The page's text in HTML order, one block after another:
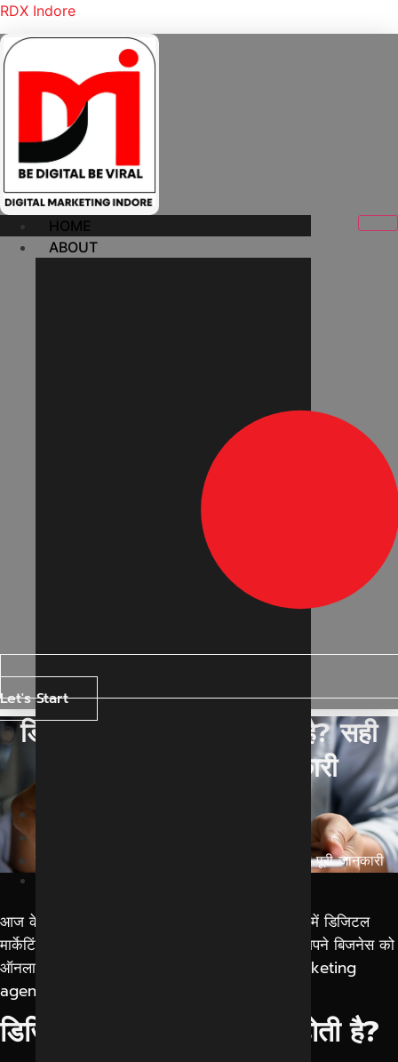
RDX Indore
HOME
ABOUT
Let's Start
डिजिटल मार्केटिंग एजेंसी क्या है? सही
एजेंसी कैसे चुनें पूरी जानकारी
डिजिटल मार्केटिंग एजेंसी क्या है? सही एजेंसी कैसे चुनें पूरी जानकारी
आज के समय में हर बिजनेस ऑनलाइन आ रहा है और ऐसे में डिजिटल
मार्केटिंग की भूमिका बहुत महत्वपूर्ण हो गई है। अगर आप अपने बिजनेस को
ऑनलाइन ग्रो करना चाहते हैं, तो एक सही
digital marketing
agency in Indore
डिजिटल मार्केटिंग एजेंसी क्या होती है?